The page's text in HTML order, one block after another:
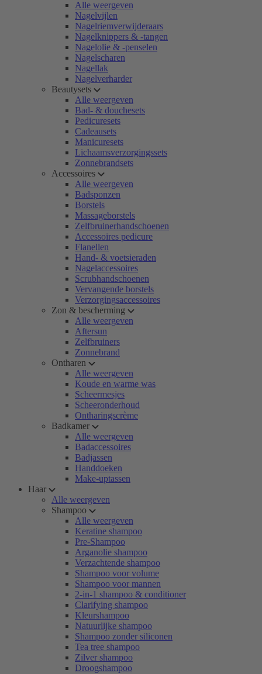
Alle weergeven
Nagelvijlen
Nagelriemverwijderaars
Nagelknippers & -tangen
Nagelolie & -penselen
Nagelscharen
Nagellak
Nagelverharder
Beautysets
Alle weergeven
Bad- & douchesets
Pedicuresets
Cadeausets
Manicuresets
Lichaamsverzorgingssets
Zonnebrandsets
Accessoires
Alle weergeven
Badsponzen
Borstels
Massageborstels
Zelfbruinerhandschoenen
Accessoires pedicure
Flanellen
Hand- & voetsieraden
Nagelaccessoires
Scrubhandschoenen
Vervangende borstels
Verzorgingsaccessoires
Zon & bescherming
Alle weergeven
Aftersun
Zelfbruiners
Zonnebrand
Ontharen
Alle weergeven
Koude en warme was
Scheermesjes
Scheeronderhoud
Ontharingscrème
Badkamer
Alle weergeven
Badaccessoires
Badjassen
Handdoeken
Make-uptassen
Haar
Alle weergeven
Shampoo
Alle weergeven
Keratine shampoo
Pre-Shampoo
Arganolie shampoo
Verzachtende shampoo
Shampoo voor volume
Shampoo voor mannen
2-in-1 shampoo & conditioner
Clarifying shampoo
Kleurshampoo
Natuurlijke shampoo
Shampoo zonder siliconen
Tea tree shampoo
Zilver shampoo
Droogshampoo